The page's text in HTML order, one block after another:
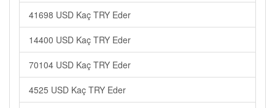
41698 USD Kaç TRY Eder
14400 USD Kaç TRY Eder
70104 USD Kaç TRY Eder
4525 USD Kaç TRY Eder